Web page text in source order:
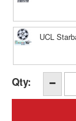
UCL
Qty: